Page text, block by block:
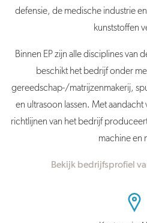
defensie, de medische industrie
kunststoffen
Binnen EP zijn alle disciplines
beschikt het bedrijf onder
gereedschap-/matrijzenmakerij,
en ultrasoon lassen. Met
richtlijnen van het bedrijf
machine en
Bekijk bedrijfsprofiel